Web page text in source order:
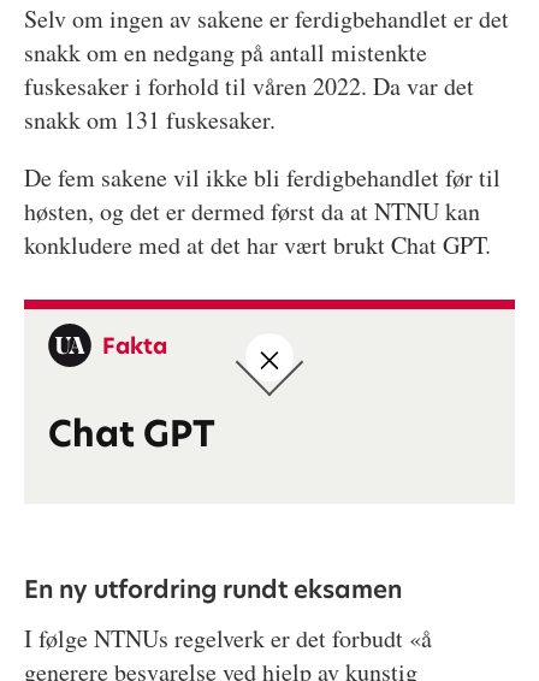
Selv om ingen av sakene er ferdigbehandlet er det
snakk om en nedgang på antall mistenkte
fuskesaker i forhold til våren 2022. Da var det
snakk om 131 fuskesaker.
De fem sakene vil ikke bli ferdigbehandlet før til
høsten, og det er dermed først da at NTNU kan
konkludere med at det har vært brukt Chat GPT.
Fakta
Chat GPT
En ny utfordring rundt eksamen
I følge NTNUs regelverk er det forbudt «å
generere besvarelse ved hjelp av kunstig